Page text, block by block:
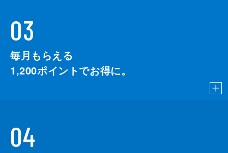
03
毎月もらえる
1,200ポイントでお得に。
04